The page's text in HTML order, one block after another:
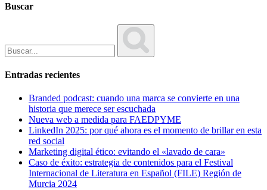
Buscar
Entradas recientes
Branded podcast: cuando una marca se convierte en una
historia que merece ser escuchada
Nueva web a medida para FAEDPYME
LinkedIn 2025: por qué ahora es el momento de brillar en esta
red social
Marketing digital ético: evitando el «lavado de cara»
Caso de éxito: estrategia de contenidos para el Festival
Internacional de Literatura en Español (FILE) Región de
Murcia 2024